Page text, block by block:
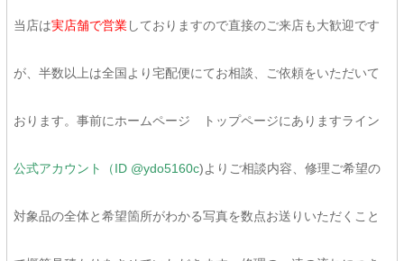
当店は実店舗で営業しておりますので直接のご来店も大歓迎です
が、半数以上は全国より宅配便にてお相談、ご依頼をいただいて
おります。事前にホームページ トップページにありますライン
公式アカウント（ID @ydo5160c)よりご相談内容、修理ご希望の
対象品の全体と希望箇所がわかる写真を数点お送りいただくこと